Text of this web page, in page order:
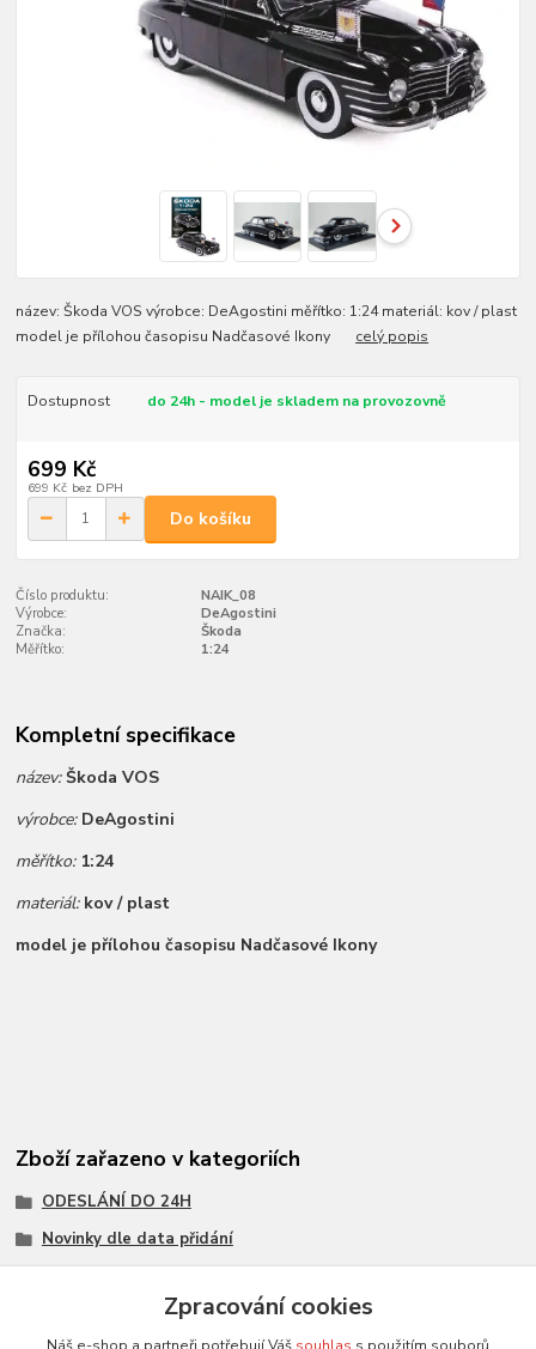
název: Škoda VOS výrobce: DeAgostini měřítko: 1:24 materiál: kov / plast
model je přílohou časopisu Nadčasové Ikony celý popis
Dostupnost do 24h - model je skladem na provozovně
699 Kč
699 Kč bez DPH
Do košíku
Číslo produktu:
NAIK_08
Výrobce:
DeAgostini
Značka:
Škoda
Měřítko:
1:24
Kompletní specifikace
název:Škoda VOS
výrobce: DeAgostini
měřítko: 1:24
materiál: kov / plast
model je přílohou časopisu Nadčasové Ikony
Zboží zařazeno v kategoriích
ODESLÁNÍ DO 24H
Novinky dle data přidání
Zpracování cookies